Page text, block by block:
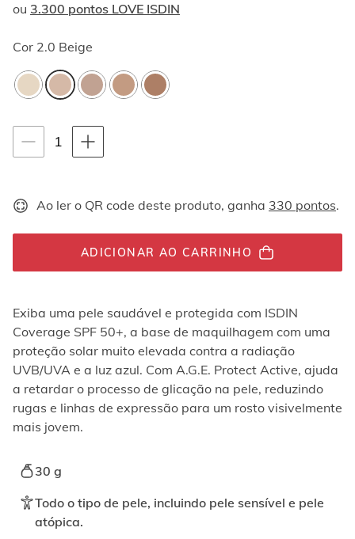
para
baixo,
são
exibidos
um
Os
podem
botão
correspondente.
ou 3.300 pontos LOVE ISDIN
Cor 2.0 Beige
Instruções de navegação por teclado
1 quantity-
selector.totalUnit
Ao ler o QR code deste produto, ganha 330 pontos.
ADICIONAR AO CARRINHO
Exiba uma pele saudável e protegida com ISDIN
Coverage SPF 50+, a base de maquilhagem com uma
proteção solar muito elevada contra a radiação
UVB/UVA e a luz azul. Com A.G.E. Protect Active, ajuda
a retardar o processo de glicação na pele, reduzindo
rugas e linhas de expressão para um rosto visivelmente
mais jovem.
30 g
Todo o tipo de pele, incluindo pele sensível e pele
atópica.